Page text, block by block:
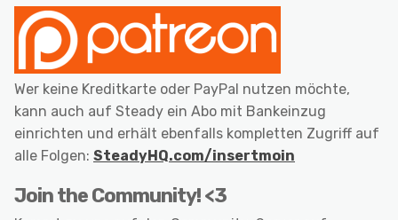
Wer keine Kreditkarte oder PayPal nutzen möchte,
kann auch auf Steady ein Abo mit Bankeinzug
einrichten und erhält ebenfalls kompletten Zugriff auf
alle Folgen: SteadyHQ.com/insertmoin
Join the Community! <3